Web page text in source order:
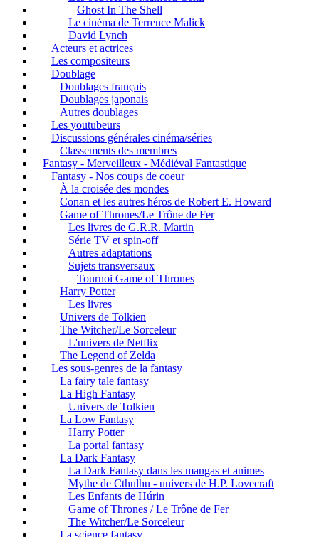
Ghost In The Shell
Le cinéma de Terrence Malick
David Lynch
Acteurs et actrices
Les compositeurs
Doublage
Doublages français
Doublages japonais
Autres doublages
Les youtubeurs
Discussions générales cinéma/séries
Classements des membres
Fantasy - Merveilleux - Médiéval Fantastique
Fantasy - Nos coups de coeur
À la croisée des mondes
Conan et les autres héros de Robert E. Howard
Game of Thrones/Le Trône de Fer
Les livres de G.R.R. Martin
Série TV et spin-off
Autres adaptations
Sujets transversaux
Tournoi Game of Thrones
Harry Potter
Les livres
Univers de Tolkien
The Witcher/Le Sorceleur
L'univers de Netflix
The Legend of Zelda
Les sous-genres de la fantasy
La fairy tale fantasy
La High Fantasy
Univers de Tolkien
La Low Fantasy
Harry Potter
La portal fantasy
La Dark Fantasy
La Dark Fantasy dans les mangas et animes
Mythe de Cthulhu - univers de H.P. Lovecraft
Les Enfants de Húrin
Game of Thrones / Le Trône de Fer
The Witcher/Le Sorceleur